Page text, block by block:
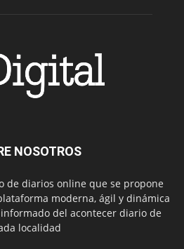
NOSOTROS
de diarios online que se propone
moderna, ágil y dinámica
del acontecer diario de
localidad